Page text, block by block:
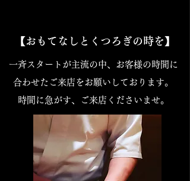
【おもてなしとくつろぎの時を】
一斉スタートが主流の中、お客様の時間に
合わせたご来店をお願いしております。
時間に急がす、ご来店くださいませ。